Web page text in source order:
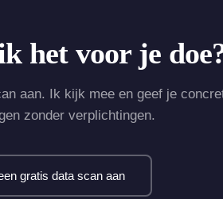
het voor je
aan. Ik kijk mee en geef je
zonder verplichtingen.
gratis data scan aan